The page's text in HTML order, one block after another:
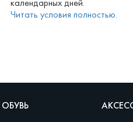
календарных дней.
Читать условия полностью.
ОБУВЬ